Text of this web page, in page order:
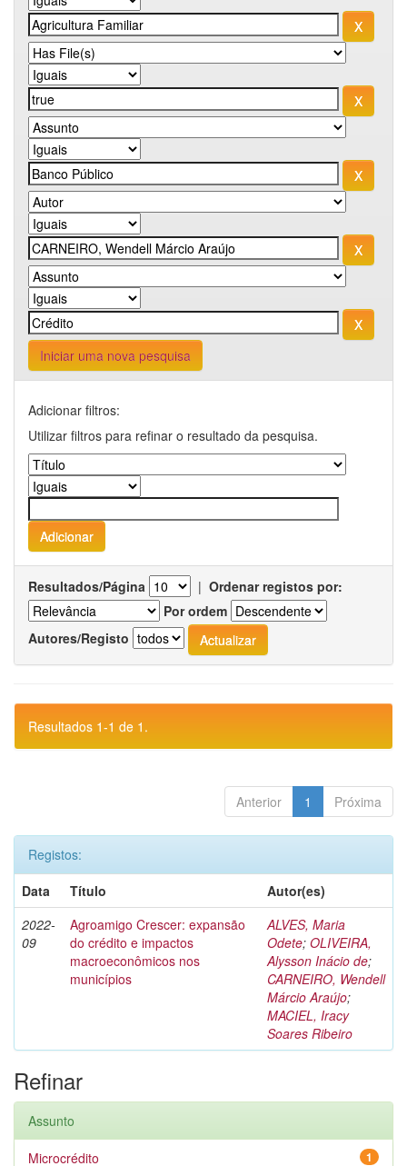
Iniciar uma nova pesquisa
Adicionar filtros:
Utilizar filtros para refinar o resultado da pesquisa.
Resultados/Página | Ordenar registos por:
Por ordem
Autores/Registo
Resultados 1-1 de 1.
Anterior 1 Próxima
Registos:
Data
Título
Autor(es)
2022-
09
Agroamigo Crescer: expansão
do crédito e impactos
macroeconômicos nos
municípios
ALVES, Maria
Odete; OLIVEIRA,
Alysson Inácio de;
CARNEIRO, Wendell
Márcio Araújo;
MACIEL, Iracy
Soares Ribeiro
Refinar
Assunto
1
Microcrédito